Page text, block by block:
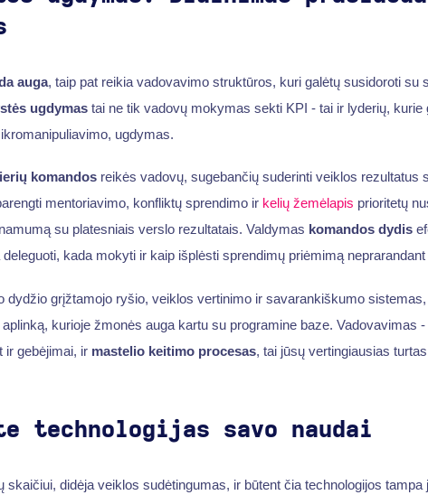
auga, taip pat reikia vadovavimo struktūros, kuri galėtų susidoroti su
ugdymastai ne tik vadovų mokymas sekti KPI - tai ir lyderių, kurie
ugdymas.
komandosreikės vadovų, sugebančių suderinti veiklos rezultatus
mentoriavimo, konfliktų sprendimo ir kelių žemėlapis prioritetų
su platesniais verslo rezultatais. Valdymas komandos dydis
kada mokyti ir kaip išplėsti sprendimų priėmimą
dydžio grįžtamojo ryšio, veiklos vertinimo ir savarankiškumo
kurioje žmonės auga kartu su programine baze. Vadovavimas -
ir gebėjimai, ir mastelio keitimo procesas, tai jūsų vertingiausias
technologijas savo naudai
skaičiui, didėja veiklos sudėtingumas, ir būtent čia technologijos tampa